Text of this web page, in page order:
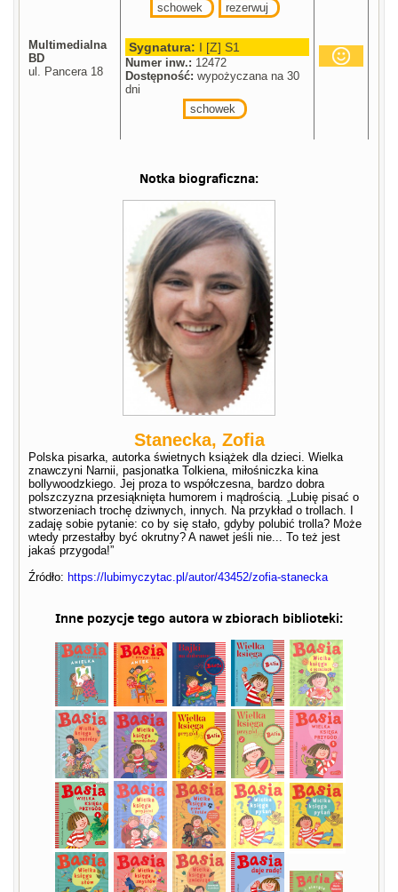
schowek
rezerwuj
Multimedialna
BD
ul. Pancera 18
Sygnatura: I [Z] S1
Numer inw.: 12472
Dostępność: wypożyczana na 30
dni
schowek
Notka biograficzna:
Stanecka, Zofia
Polska pisarka, autorka świetnych książek dla dzieci. Wielka
znawczyni Narnii, pasjonatka Tolkiena, miłośniczka kina
bollywoodzkiego. Jej proza to współczesna, bardzo dobra
polszczyzna przesiąknięta humorem i mądrością. „Lubię pisać o
stworzeniach trochę dziwnych, innych. Na przykład o trollach. I
zadaję sobie pytanie: co by się stało, gdyby polubić trolla? Może
wtedy przestałby być okrutny? A nawet jeśli nie... To też jest
jakaś przygoda!”
Źródło: https://lubimyczytac.pl/autor/43452/zofia-stanecka
Inne pozycje tego autora w zbiorach biblioteki: